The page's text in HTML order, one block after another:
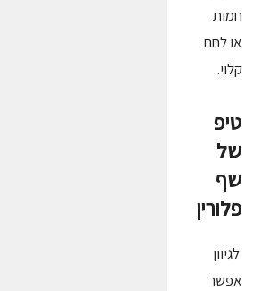
חמות
או לחם
קלוי.
טיפ
של
שף
פלורין
לגיוון
אפשר